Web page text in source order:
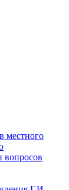
местного
вопросов